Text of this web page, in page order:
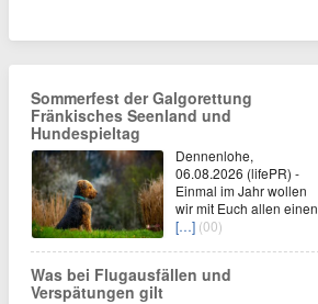
Sommerfest der Galgorettung
Fränkisches Seenland und
Hundespieltag
Dennenlohe,
06.08.2026 (lifePR) -
Einmal im Jahr wollen
wir mit Euch allen einen
[…] (00)
Was bei Flugausfällen und
Verspätungen gilt